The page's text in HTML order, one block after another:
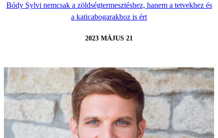
Bódy Sylvi nemcsak a zöldségtermesztéshez, hanem a tetvekhez és
a katicabogarakhoz is ért
2023 MÁJUS 21